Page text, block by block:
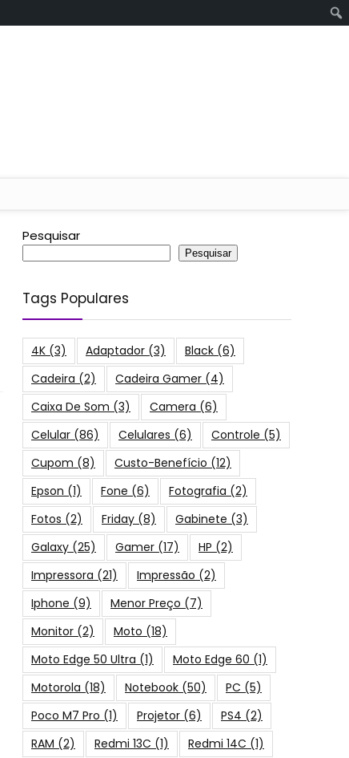
Pesquisar
Pesquisar
Tags Populares
4K (3) Adaptador (3) Black (6)
Cadeira (2) Cadeira Gamer (4)
Caixa De Som (3) Camera (6)
Celular (86) Celulares (6) Controle (5)
Cupom (8) Custo-Benefício (12)
Epson (1) Fone (6) Fotografia (2)
Fotos (2) Friday (8) Gabinete (3)
Galaxy (25) Gamer (17) HP (2)
Impressora (21) Impressão (2)
Iphone (9) Menor Preço (7)
Monitor (2) Moto (18)
Moto Edge 50 Ultra (1) Moto Edge 60 (1)
Motorola (18) Notebook (50) PC (5)
Poco M7 Pro (1) Projetor (6) PS4 (2)
RAM (2) Redmi 13C (1) Redmi 14C (1)